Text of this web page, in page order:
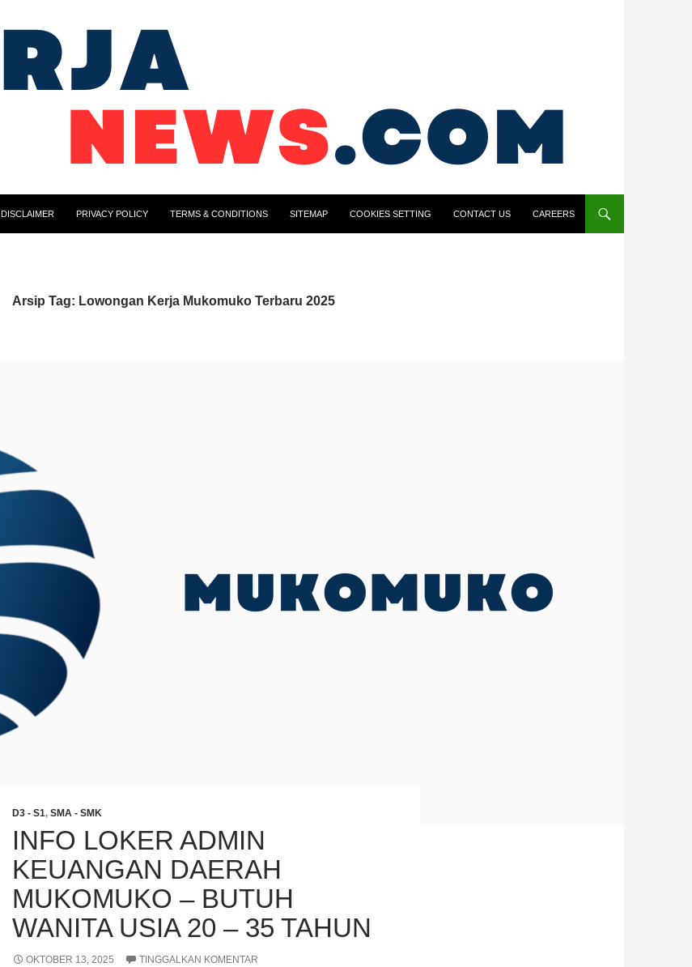
DISCLAIMER PRIVACY POLICY TERMS & CONDITIONS SITEMAP COOKIES SETTING CONTACT US CAREERS
Arsip Tag: Lowongan Kerja Mukomuko Terbaru 2025
D3 - S1, SMA - SMK
INFO LOKER ADMIN
KEUANGAN DAERAH
MUKOMUKO – BUTUH
WANITA USIA 20 – 35 TAHUN
OKTOBER 13, 2025 TINGGALKAN KOMENTAR